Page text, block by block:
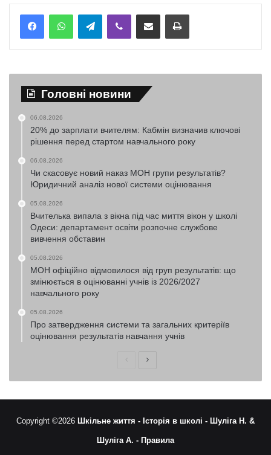
TelegramViber Надіслати електронною поштоюНадрукувати
Головні новини
06.08.2026
20% до зарплати вчителям: Кабмін визначив ключові
рішення перед стартом навчального року
06.08.2026
Чи скасовує новий наказ МОН групи результатів?
Юридичний аналіз нової системи оцінювання
05.08.2026
Вчителька випала з вікна під час миття вікон у школі
Одеси: департамент освіти розпочне службове
вивчення обставин
05.08.2026
МОН офіційно відмовилося від груп результатів: що
змінюється в оцінюванні учнів із 2026/2027
навчального року
05.08.2026
Про затвердження системи та загальних критеріїв
оцінювання результатів навчання учнів
ПопередняНаступна
Copyright ©2026 Шкільне життя - Історія в школі - Шуліга Н. &
Шуліга А. - Правила